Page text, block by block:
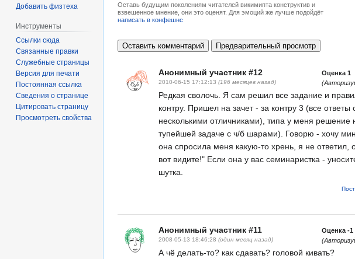
Оставь будущим поколениям читателей викимипта конструктив и
взвешенное мнение, они это оценят. Для эмоций же лучше подойдёт
написать в конфешнс
Анонимный участник #12
2010-06-15 17:12:13 (196 месяцев назад)
Оценка 1
Редкая сволочь. Я сам решил все задание и
контру. Пришел на зачет - за контру 3 (все ответы
несколькими отличниками), типа у меня решение
тупейшей задаче с ч/б шарами). Говорю - хочу
она спросила меня какую-то хрень, я не ответил,
вот видите!" Если она у вас семинаристка -
шутка.
Анонимный участник #11
2008-05-13 18:46:28 (один месяц назад)
Оценка -1
А чё делать-то? как сдавать? головой кивать?
Добавить физтеха
Инструменты
Ссылки сюда
Связанные правки
Служебные страницы
Версия для печати
Постоянная ссылка
Сведения о странице
Цитировать страницу
Просмотреть свойства